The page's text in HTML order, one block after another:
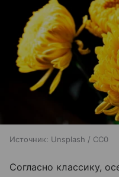
Источник: Unsplash / CC0
Согласно классику,